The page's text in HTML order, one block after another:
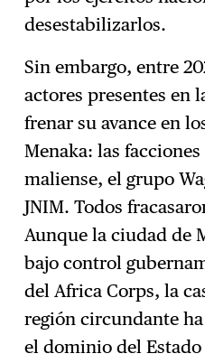
desestabilizarlos.
Sin embargo, entre
actores presentes en
frenar su avance en
Menaka: las
maliense, el grupo
JNIM. Todos
Aunque la ciudad de
bajo control
del Africa Corps, la
región circundante
el dominio del